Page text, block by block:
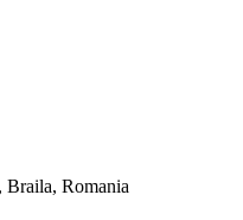
Braila, Romania